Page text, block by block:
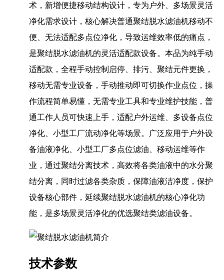
术，新增便捷移动结构设计，专为户外、多场景灵活
净化需求设计，核心解决普通聚结脱水滤油机移动不
便、无法适配多点位净化，导致运维效率低的痛点，
是聚结脱水滤油机的灵活适配款设备。本品为纯手动
适配款，全程手动控制启停、排污、聚结元件更换，
移动无需专业设备，手动推动即可切换作业点位，操
作流程简单易懂，无需专业工具和专业维护技能，普
通工作人员可快速上手，适配户外运维、多设备点位
净化、小型工厂流动净化等场景。广泛应用于户外设
备油液净化、小型工厂多点位滤油、移动运维等作
业，通过聚结分离技术，高效将各类油液中的水分聚
结分离，同时过滤各类杂质，保障油液洁净度，保护
设备核心部件，延续聚结脱水滤油机的核心净化功
能，是多场景灵活净化的优选聚结类滤油设备。
技术参数